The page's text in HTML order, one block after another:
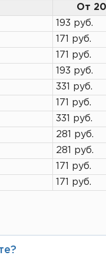
От
193 руб.
171 руб.
171 руб.
193 руб.
331 руб.
171 руб.
331 руб.
281 руб.
281 руб.
171 руб.
171 руб.